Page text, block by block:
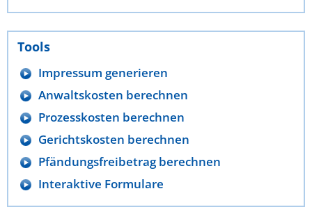
Tools
Impressum generieren
Anwaltskosten berechnen
Prozesskosten berechnen
Gerichtskosten berechnen
Pfändungsfreibetrag berechnen
Interaktive Formulare